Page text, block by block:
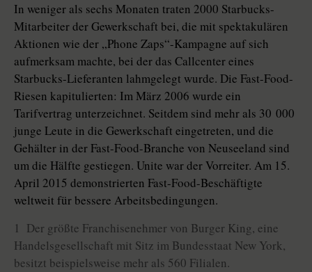
In weniger als sechs Monaten traten 2000 Starbucks-
Mitarbeiter der Gewerkschaft bei, die mit spektakulären
Aktionen wie der „Phone Zaps“-Kampagne auf sich
aufmerksam machte, bei der das Callcenter eines
Starbucks-Lieferanten lahmgelegt wurde. Die Fast-Food-
Riesen kapitulierten: Im März 2006 wurde ein
Tarifvertrag unterzeichnet. Seitdem sind mehr als 30 000
junge Leute in die Gewerkschaft eingetreten, und die
Gehälter in der Fast-Food-Branche von Neuseeland sind
um die Hälfte gestiegen. Unite war der Vorreiter. Am 15.
April 2015 demonstrierten Fast-Food-Beschäftigte
weltweit für bessere Arbeitsbedingungen.
1 Der größte Franchisenehmer von Burger King, eine
Handelsgesellschaft mit Sitz im Bundesstaat New York,
besitzt beispielsweise mehr als 560 Filialen.